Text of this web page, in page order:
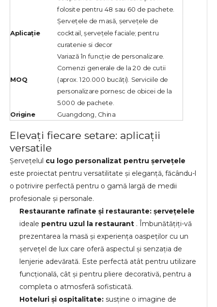
folosite pentru 48 sau 60 de pachete.
Aplicație
Șervețele de masă, șervețele de
cocktail, șervețele faciale; pentru
curatenie si decor
MOQ
Variază în funcție de personalizare.
Comenzi generale de la 20 de cutii
(aprox. 120.000 bucăți). Serviciile de
personalizare pornesc de obicei de la
5.000 de pachete.
Origine Guangdong, China
Elevați fiecare setare: aplicații
versatile
Șervețelul cu logo personalizat pentru șervețele
este proiectat pentru versatilitate și eleganță, făcându-l
o potrivire perfectă pentru o gamă largă de medii
profesionale și personale.
Restaurante rafinate și restaurante: șervețelele
ideale pentru uzul la restaurant . Îmbunătățiți-vă
prezentarea la masă și experiența oaspeților cu un
șervețel de lux care oferă aspectul și senzația de
lenjerie adevărată. Este perfectă atât pentru utilizare
funcțională, cât și pentru pliere decorativă, pentru a
completa o atmosferă sofisticată.
Hoteluri și ospitalitate: susține o imagine de